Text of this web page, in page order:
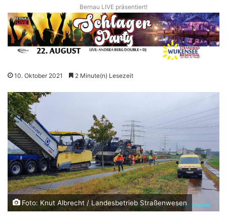
Bernau LIVE präsentiert!
10. Oktober 2021 2 Minute(n) Lesezeit
Foto: Knut Albrecht / Landesbetrieb Straßenwesen